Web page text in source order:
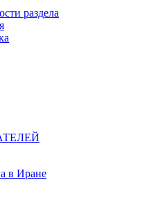
раздела
в Иране